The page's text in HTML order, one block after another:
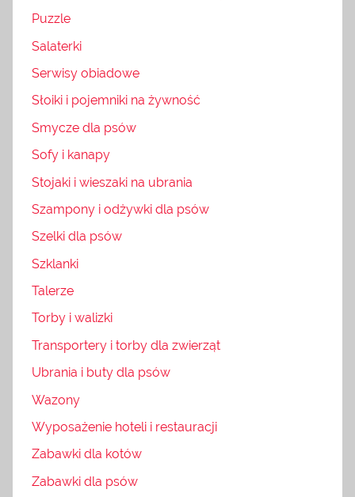
Puzzle
Salaterki
Serwisy obiadowe
Słoiki i pojemniki na żywność
Smycze dla psów
Sofy i kanapy
Stojaki i wieszaki na ubrania
Szampony i odżywki dla psów
Szelki dla psów
Szklanki
Talerze
Torby i walizki
Transportery i torby dla zwierząt
Ubrania i buty dla psów
Wazony
Wyposażenie hoteli i restauracji
Zabawki dla kotów
Zabawki dla psów